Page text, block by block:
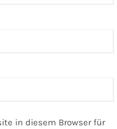
in diesem Browser für